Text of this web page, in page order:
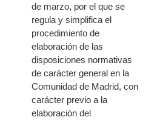
de marzo, por el que se
regula y simplifica el
procedimiento de
elaboración de las
disposiciones normativas
de carácter general en la
Comunidad de Madrid, con
carácter previo a la
elaboración del